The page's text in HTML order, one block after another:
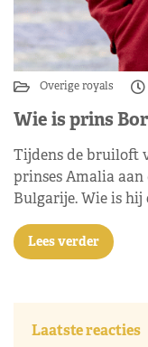
Overige royals
Wie is prins
Tijdens de bruiloft
prinses Amalia
Bulgarije. Wie is hij
Lees verder
Laatste reacties